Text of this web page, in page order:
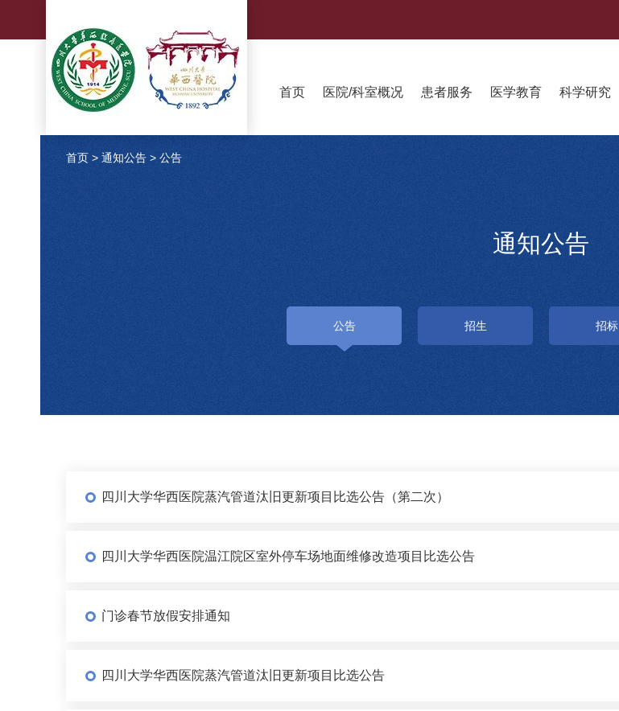
首页 医院/科室概况 患者服务 医学教育 科学研究
首页 > 通知公告 > 公告
通知公告
公告 招生 招标
四川大学华西医院蒸汽管道汰旧更新项目比选公告（第二次）
四川大学华西医院温江院区室外停车场地面维修改造项目比选公告
门诊春节放假安排通知
四川大学华西医院蒸汽管道汰旧更新项目比选公告